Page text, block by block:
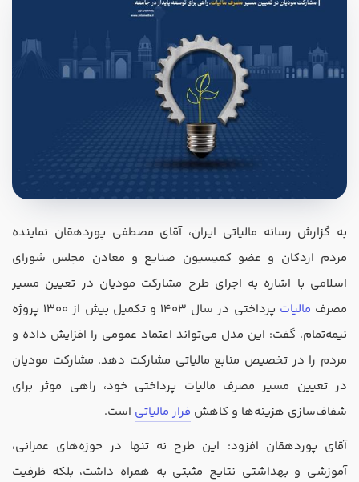
به گزارش رسانه مالیاتی ایران، آقای مصطفی پوردهقان نماینده
مردم اردکان و عضو کمیسیون صنایع و معادن مجلس شورای
اسلامی با اشاره به اجرای طرح مشارکت مودیان در تعیین مسیر
مصرف مالیات
پرداختی در سال 1403 و تکمیل بیش از 1300 پروژه
نیمه‌تمام، گفت: این مدل می‌تواند اعتماد عمومی را افزایش داده و
مردم را در تخصیص منابع مالیاتی مشارکت دهد. مشارکت مودیان
در تعیین مسیر مصرف مالیات پرداختی خود، راهی موثر برای
شفاف‌سازی هزینه‌ها و کاهش فرار مالیاتی است.
آقای پوردهقان افزود: این طرح نه تنها در حوزه‌های عمرانی،
آموزشی و بهداشتی نتایج مثبتی به همراه داشت، بلکه ظرفیت
در صورتی که سابقه دارید ، چه مهارت هایی در حسابداری دارید؟
ارتقا
استخدام و شروع کار حسابداری
هدف بلند مدت شما از آموزش چیست ؟
ثبت شرکت حسابداری
تدریس
کار آفرینی
ارتقا به حسابدار حرفه ای
درخواست تعیین سطح